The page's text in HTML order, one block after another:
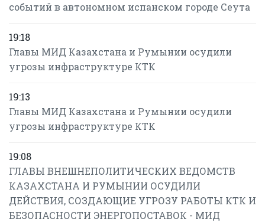
событий в автономном испанском городе Сеута
19:18
Главы МИД Казахстана и Румынии осудили
угрозы инфраструктуре КТК
19:13
Главы МИД Казахстана и Румынии осудили
угрозы инфраструктуре КТК
19:08
ГЛАВЫ ВНЕШНЕПОЛИТИЧЕСКИХ ВЕДОМСТВ
КАЗАХСТАНА И РУМЫНИИ ОСУДИЛИ
ДЕЙСТВИЯ, СОЗДАЮЩИЕ УГРОЗУ РАБОТЫ КТК И
БЕЗОПАСНОСТИ ЭНЕРГОПОСТАВОК - МИД